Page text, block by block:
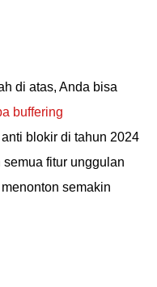
di atas, Anda bisa
buffering
blokir di tahun 2024
fitur unggulan
semakin